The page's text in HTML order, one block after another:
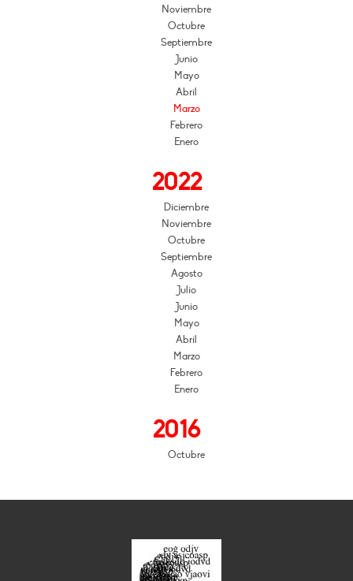
Noviembre
Octubre
Septiembre
Junio
Mayo
Abril
Marzo
Febrero
Enero
2022
Diciembre
Noviembre
Octubre
Septiembre
Agosto
Julio
Junio
Mayo
Abril
Marzo
Febrero
Enero
2016
Octubre